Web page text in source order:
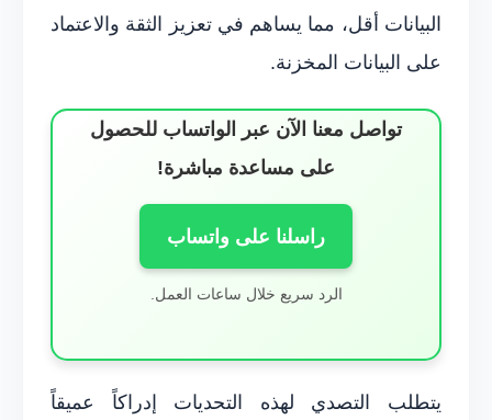
البيانات أقل، مما يساهم في تعزيز الثقة والاعتماد
على البيانات المخزنة.
تواصل معنا الآن عبر الواتساب للحصول
على مساعدة مباشرة!
راسلنا على واتساب
الرد سريع خلال ساعات العمل.
يتطلب التصدي لهذه التحديات إدراكاً عميقاً